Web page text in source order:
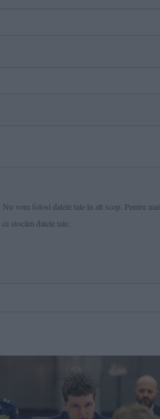
vom folosi datele tale în alt scop. Pentru mai
stocăm datele tale.